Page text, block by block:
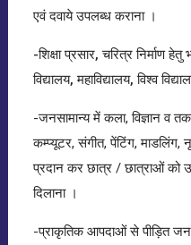
एवं दवाये उपलब्ध कराना ।
-शिक्षा प्रसार, चरित्र निर्माण
विद्यालय, महाविद्यालय, विश्व
-जनसामान्य में कला, विज्ञान व
कम्प्यूटर, संगीत, पेंटिंग, माडलिंग,
प्रदान कर छात्र / छात्राओं को
दिलाना ।
-प्राकृतिक आपदाओं से पीड़ित जन